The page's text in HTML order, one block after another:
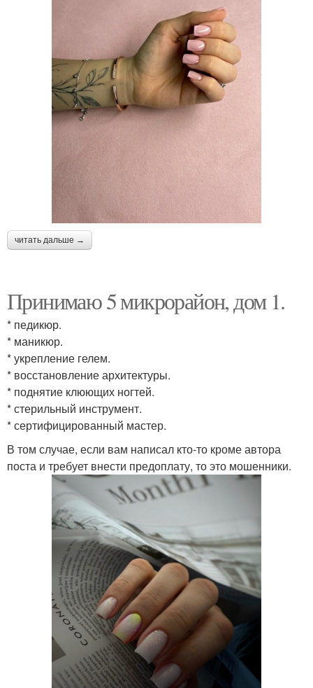
читать дальше →
Принимаю 5 микрорайон, дом 1.
* педикюр.
* маникюр.
* укрепление гелем.
* восстановление архитектуры.
* поднятие клюющих ногтей.
* стерильный инструмент.
* сертифицированный мастер.
В том случае, если вам написал кто-то кроме автора
поста и требует внести предоплату, то это мошенники.